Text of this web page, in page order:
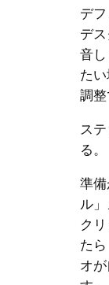
デ
デ
音
た
調整
ス
る。
準
ル
ク
た
オ